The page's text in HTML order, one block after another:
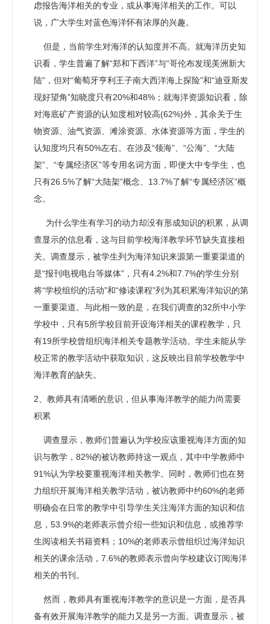
虑报告海洋相关的专业，或从事海洋相关的工作。可以
说，广大学生对蓝色海洋怀有浓厚的兴趣。
但是，当前学生对海洋的认知度并不高。就海洋历史知
识看，学生普遍了解“郑和下西洋”与“哥伦布发现美洲新大
陆”，但对“葡萄牙亨利王子南大西洋海上探险”和“迪亚斯发
现好望角”知晓度只有20%和48%；就海洋资源知识看，除
对海底矿产资源的认知度相对较高(62%)外，其余关于生
物资源、油气资源、滩涂资源、水体资源等方面，学生的
认知度均只有50%左右。在涉及“领海”、“公海”、“大陆
架”、“专属经济区”等专用名词方面，即便大中专学生，也
只有26.5%了解“大陆架”概念、13.7%了解“专属经济区”概
念。
为什么学生有学习的动力却没有形成知识的积累，从调
查显示的信息看，这与目前学校海洋教学环节缺失直接相
关。调查显示，被学生列为海洋知识来源第一重要渠道的
是“报刊电视电台等媒体”，只有4.2%和7.7%的学生分别
将“学校组织的活动”和“修读课程”列为其积累海洋知识的第
一重要渠道。与此相一致的是，在我们调查的32所中小学
学校中，只有5所学校目前开设海洋相关的课程教学，只
有19所学校曾组织海洋相关专题教学活动。学生未能从学
校正常的教学活动中获取知识，这反映出目前学校教学中
海洋教育的缺失。
2、教师具有清晰的意识，但从事海洋教学的能力尚需要
积累
调查显示，教师们普遍认为学校应该重视海洋方面的知
识与教学，82%的被访教师持这一观点，其中中学教师中
91%认为学校要重视海洋相关教学。同时，教师们也在努
力组织开展海洋相关教学活动，被访教师中约60%的老师
明确会在日常的教学中引导学生关注海洋方面的知识和信
息，53.9%的老师表示曾介绍一些知识和信息，或推荐学
生阅读相关书籍资料；10%的老师表示曾组织过海洋知识
相关的课余活动，7.6%的教师表示曾向学校建议订阅海洋
相关的书刊。
然而，教师具有重视海洋教学的意识是一方面，是否具
备有效开展海洋教学的能力又是另一方面。调查显示，被